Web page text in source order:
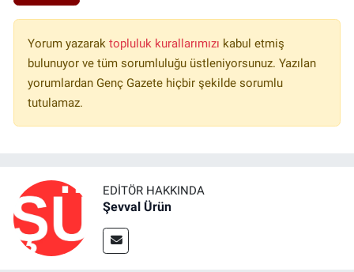
Yorum yazarak topluluk kurallarımızı kabul etmiş
bulunuyor ve tüm sorumluluğu üstleniyorsunuz. Yazılan
yorumlardan Genç Gazete hiçbir şekilde sorumlu
tutulamaz.
EDITÖR HAKKINDA
Şevval Ürün